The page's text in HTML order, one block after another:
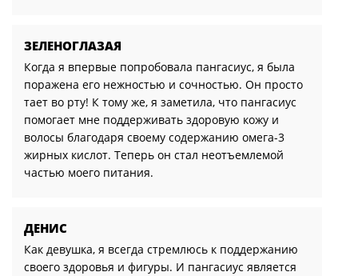
ЗЕЛЕНОГЛАЗАЯ
Когда я впервые попробовала пангасиус, я была
поражена его нежностью и сочностью. Он просто
тает во рту! К тому же, я заметила, что пангасиус
помогает мне поддерживать здоровую кожу и
волосы благодаря своему содержанию омега-3
жирных кислот. Теперь он стал неотъемлемой
частью моего питания.
ДЕНИС
Как девушка, я всегда стремлюсь к поддержанию
своего здоровья и фигуры. И пангасиус является